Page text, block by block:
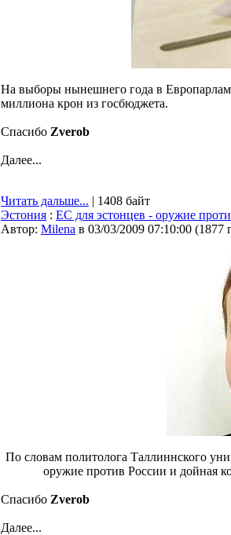
На выборы нынешнего года в
миллиона крон из госбюджета.
Спасибо Zverob
Далее...
Читать дальше... | 1408 байт
Эстония : ЕС для эстонцев - оружие
Автор: Milena в 03/03/2009 07:10:00 (1877
По словам политолога Таллиннского
оружие против России и дойная
Спасибо Zverob
Далее...